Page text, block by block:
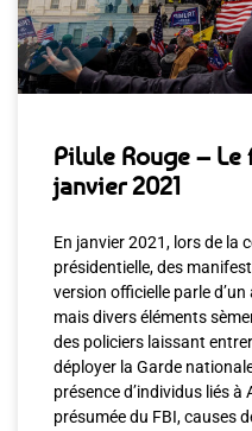
Pilule Rouge –
janvier 2021
En janvier 2021, lors de la
présidentielle, des
version officielle parle
mais divers éléments
des policiers laissant
déployer la Garde
présence d’individus liés
présumée du FBI, causes